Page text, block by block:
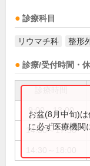
診療科目
リウマチ科 整形
診療/受付時間・
9:00～13:00
14:30～17:30
お盆(8月中旬)
に必ず医療機関